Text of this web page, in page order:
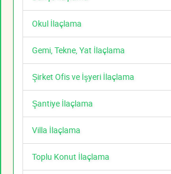
Okul İlaçlama
Gemi, Tekne, Yat İlaçlama
Şirket Ofis ve İşyeri İlaçlama
Şantiye İlaçlama
Villa İlaçlama
Toplu Konut İlaçlama